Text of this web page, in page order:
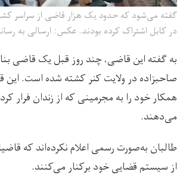
گفته می‌شود که حدود یک هزار قاضی از سراسر
در کابل اشتراک کرده بودند. عکس: ارسالی به
به گفته این قاضی، چند روز قبل یک قاضی
صاحبزاده در ولایت کنر کشته شده است.
همکار خود را به مجرمینی که از زندان فرار
می‌دهند.
طالبان به‌صورت رسمی اعلام نکرده‌اند که
از سیستم قضایی خود برکنار می‌کنند.